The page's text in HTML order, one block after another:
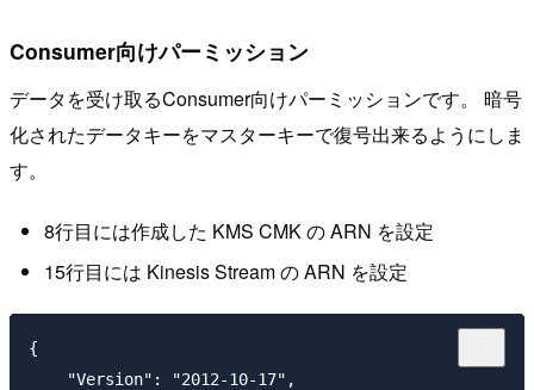
Consumer向けパーミッション
データを受け取るConsumer向けパーミッションです。 暗号
化されたデータキーをマスターキーで復号出来るようにしま
す。
8行目には作成した KMS CMK の ARN を設定
15行目には Kinesis Stream の ARN を設定
{
    "Version": "2012-10-17",